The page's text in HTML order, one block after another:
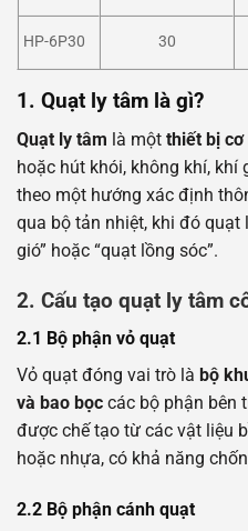
HP-6P30 30
1. Quạt ly tâm là gì?
Quạt ly tâm là một thiết bị cơ
hoặc hút khói, không khí, khí
theo một hướng xác định
qua bộ tản nhiệt, khi đó
gió” hoặc “quạt lồng sóc”.
2. Cấu tạo quạt ly tâm
2.1 Bộ phận vỏ quạt
Vỏ quạt đóng vai trò là bộ
và bao bọc các bộ phận bên
được chế tạo từ các vật liệu
hoặc nhựa, có khả năng
2.2 Bộ phận cánh quạt